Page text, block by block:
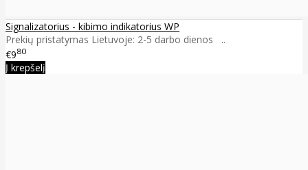
Signalizatorius - kibimo indikatorius WP
Prekių pristatymas Lietuvoje: 2-5 darbo dienos ..
€980
Į krepšelį